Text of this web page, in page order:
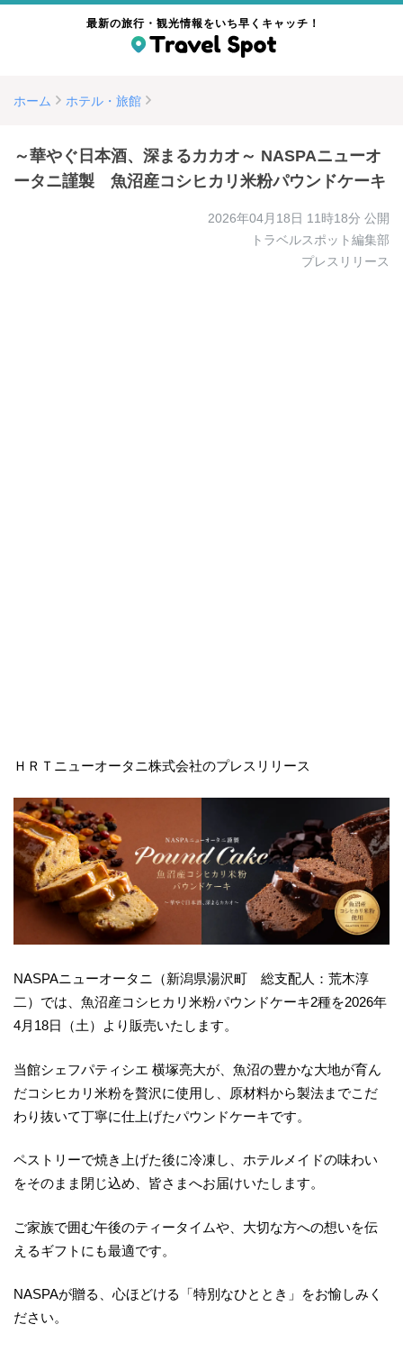
最新の旅行・観光情報をいち早くキャッチ！
ホーム ホテル・旅館
～華やぐ日本酒、深まるカカオ～ NASPAニューオ
ータニ謹製 魚沼産コシヒカリ米粉パウンドケーキ
2026年04月18日 11時18分 公開
トラベルスポット編集部
プレスリリース
ＨＲＴニューオータニ株式会社のプレスリリース
NASPAニューオータニ（新潟県湯沢町 総支配人：荒木淳
二）では、魚沼産コシヒカリ米粉パウンドケーキ2種を2026年
4月18日（土）より販売いたします。
当館シェフパティシエ 横塚亮大が、魚沼の豊かな大地が育ん
だコシヒカリ米粉を贅沢に使用し、原材料から製法までこだ
わり抜いて丁寧に仕上げたパウンドケーキです。
ペストリーで焼き上げた後に冷凍し、ホテルメイドの味わい
をそのまま閉じ込め、皆さまへお届けいたします。
ご家族で囲む午後のティータイムや、大切な方への想いを伝
えるギフトにも最適です。
NASPAが贈る、心ほどける「特別なひととき」をお愉しみく
ださい。